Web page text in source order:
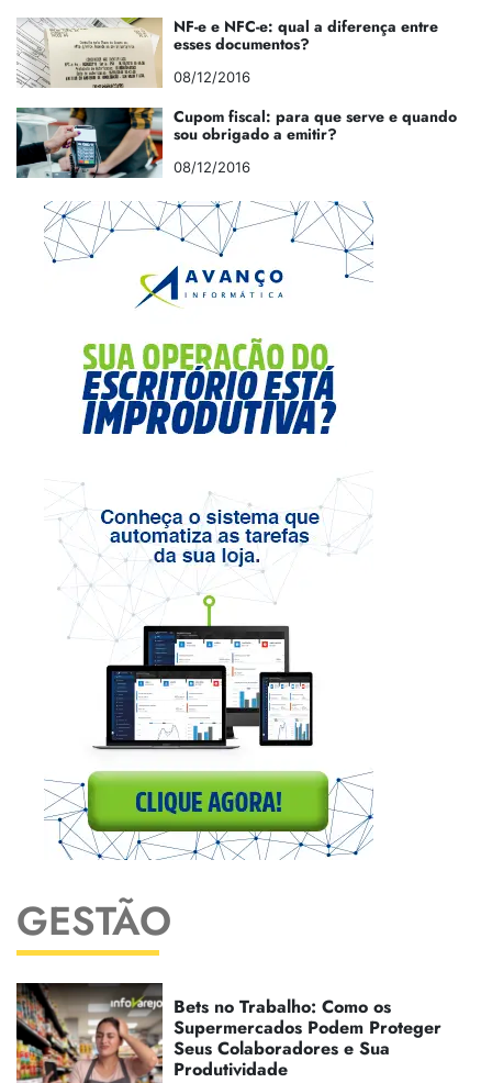
NF-e e NFC-e: qual a diferença entre
esses documentos?
08/12/2016
Cupom fiscal: para que serve e quando
sou obrigado a emitir?
08/12/2016
GESTÃO
Bets no Trabalho: Como os
Supermercados Podem Proteger
Seus Colaboradores e Sua
Produtividade